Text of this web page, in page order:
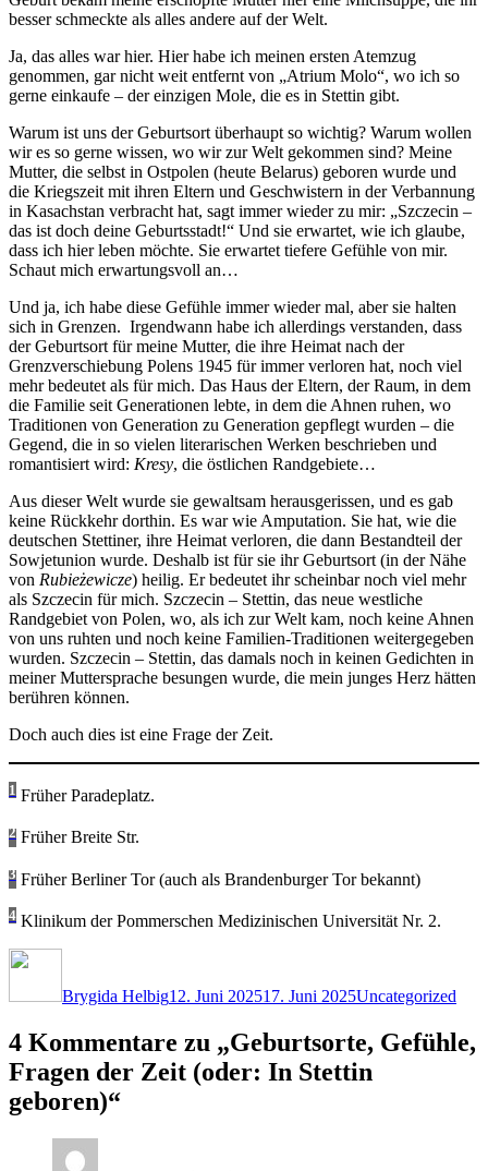
besser schmeckte als alles andere auf der Welt.
Ja, das alles war hier. Hier habe ich meinen ersten Atemzug
genommen, gar nicht weit entfernt von „Atrium Molo“, wo ich so
gerne einkaufe – der einzigen Mole, die es in Stettin gibt.
Warum ist uns der Geburtsort überhaupt so wichtig? Warum wollen
wir es so gerne wissen, wo wir zur Welt gekommen sind? Meine
Mutter, die selbst in Ostpolen (heute Belarus) geboren wurde und
die Kriegszeit mit ihren Eltern und Geschwistern in der Verbannung
in Kasachstan verbracht hat, sagt immer wieder zu mir: „Szczecin –
das ist doch deine Geburtsstadt!“ Und sie erwartet, wie ich glaube,
dass ich hier leben möchte. Sie erwartet tiefere Gefühle von mir.
Schaut mich erwartungsvoll an…
Und ja, ich habe diese Gefühle immer wieder mal, aber sie halten
sich in Grenzen. Irgendwann habe ich allerdings verstanden, dass
der Geburtsort für meine Mutter, die ihre Heimat nach der
Grenzverschiebung Polens 1945 für immer verloren hat, noch viel
mehr bedeutet als für mich. Das Haus der Eltern, der Raum, in dem
die Familie seit Generationen lebte, in dem die Ahnen ruhen, wo
Traditionen von Generation zu Generation gepflegt wurden – die
Gegend, die in so vielen literarischen Werken beschrieben und
romantisiert wird: Kresy, die östlichen Randgebiete…
Aus dieser Welt wurde sie gewaltsam herausgerissen, und es gab
keine Rückkehr dorthin. Es war wie Amputation. Sie hat, wie die
deutschen Stettiner, ihre Heimat verloren, die dann Bestandteil der
Sowjetunion wurde. Deshalb ist für sie ihr Geburtsort (in der Nähe
von Rubieżewicze) heilig. Er bedeutet ihr scheinbar noch viel mehr
als Szczecin für mich. Szczecin – Stettin, das neue westliche
Randgebiet von Polen, wo, als ich zur Welt kam, noch keine Ahnen
von uns ruhten und noch keine Familien-Traditionen weitergegeben
wurden. Szczecin – Stettin, das damals noch in keinen Gedichten in
meiner Muttersprache besungen wurde, die mein junges Herz hätten
berühren können.
Doch auch dies ist eine Frage der Zeit.
1 Früher Paradeplatz.
2 Früher Breite Str.
3 Früher Berliner Tor (auch als Brandenburger Tor bekannt)
4 Klinikum der Pommerschen Medizinischen Universität Nr. 2.
Brygida Helbig12. Juni 202517. Juni 2025Uncategorized
4 Kommentare zu „Geburtsorte, Gefühle,
Fragen der Zeit (oder: In Stettin
geboren)“